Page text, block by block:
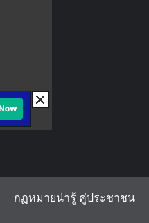
กฏหมายน่ารู้ คู่ประชาชน